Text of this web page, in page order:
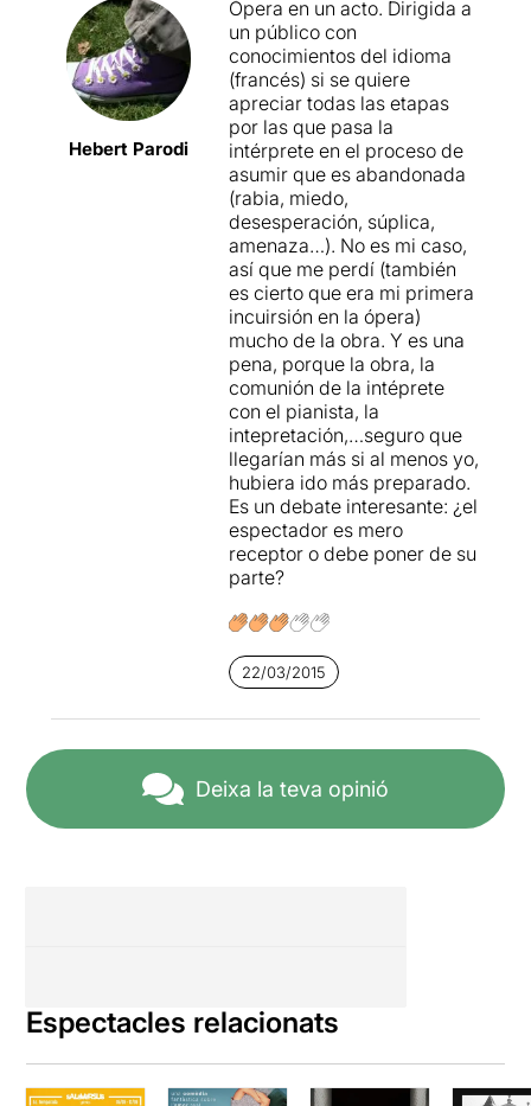
Hebert Parodi
Ópera en un acto. Dirigida a
un público con
conocimientos del idioma
(francés) si se quiere
apreciar todas las etapas
por las que pasa la
intérprete en el proceso de
asumir que es abandonada
(rabia, miedo,
desesperación, súplica,
amenaza…). No es mi caso,
así que me perdí (también
es cierto que era mi primera
incuirsión en la ópera)
mucho de la obra. Y es una
pena, porque la obra, la
comunión de la intéprete
con el pianista, la
intepretación,…seguro que
llegarían más si al menos yo,
hubiera ido más preparado.
Es un debate interesante: ¿el
espectador es mero
receptor o debe poner de su
parte?
22/03/2015
Deixa la teva opinió
Espectacles relacionats